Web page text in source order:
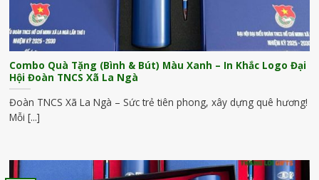
Combo Quà Tặng (Bình & Bút) Màu Xanh – In Khắc Logo Đại
Hội Đoàn TNCS Xã La Ngà
Đoàn TNCS Xã La Ngà – Sức trẻ tiên phong, xây dựng quê hương!
Mỗi [...]